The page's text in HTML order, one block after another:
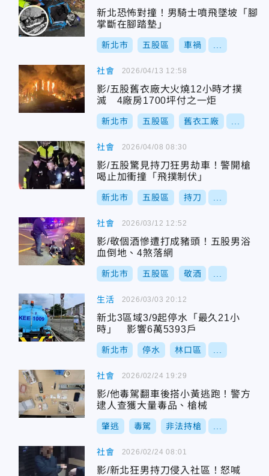
新北恐怖對撞！男騎士噴飛墜坡「腳
掌斷在腳踏墊」
新北市 五股區 車禍
社會
影/五股舊衣廠大火燒12小時才撲
滅 4廠房1700坪付之一炬
新北市 五股區 舊衣工廠
2026/04/13 12:58
社會
影/五股驚見持刀狂男劫車！警開槍
喝止加衝撞「飛撲制伏」
新北市 五股區 持刀
2026/04/08 08:30
社會
影/敬個酒慘遭打成豬頭！五股男浴
血倒地、4煞落網
新北市 五股區 敬酒
2026/03/12 12:52
生活
新北3區域3/9起停水「最久21小
時」 影響6萬5393戶
新北市 停水 林口區
2026/03/03 20:12
社會
影/他毒駕翻車後搭小黃逃跑！警方
逮人查獲大量毒品、槍械
肇逃 毒駕 非法持槍
2026/02/24 19:29
社會
影/新北狂男持刀侵入社區！怒喊
2026/02/24 08:01